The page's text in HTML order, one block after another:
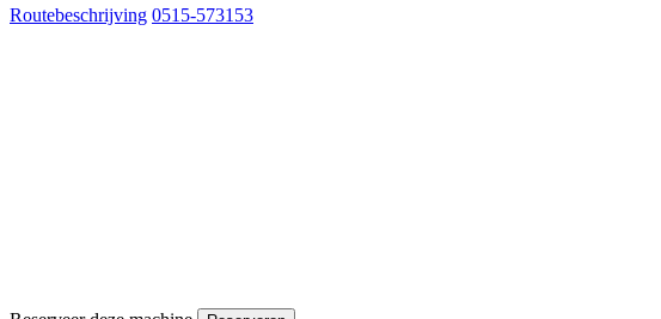
Routebeschrijving 0515-573153